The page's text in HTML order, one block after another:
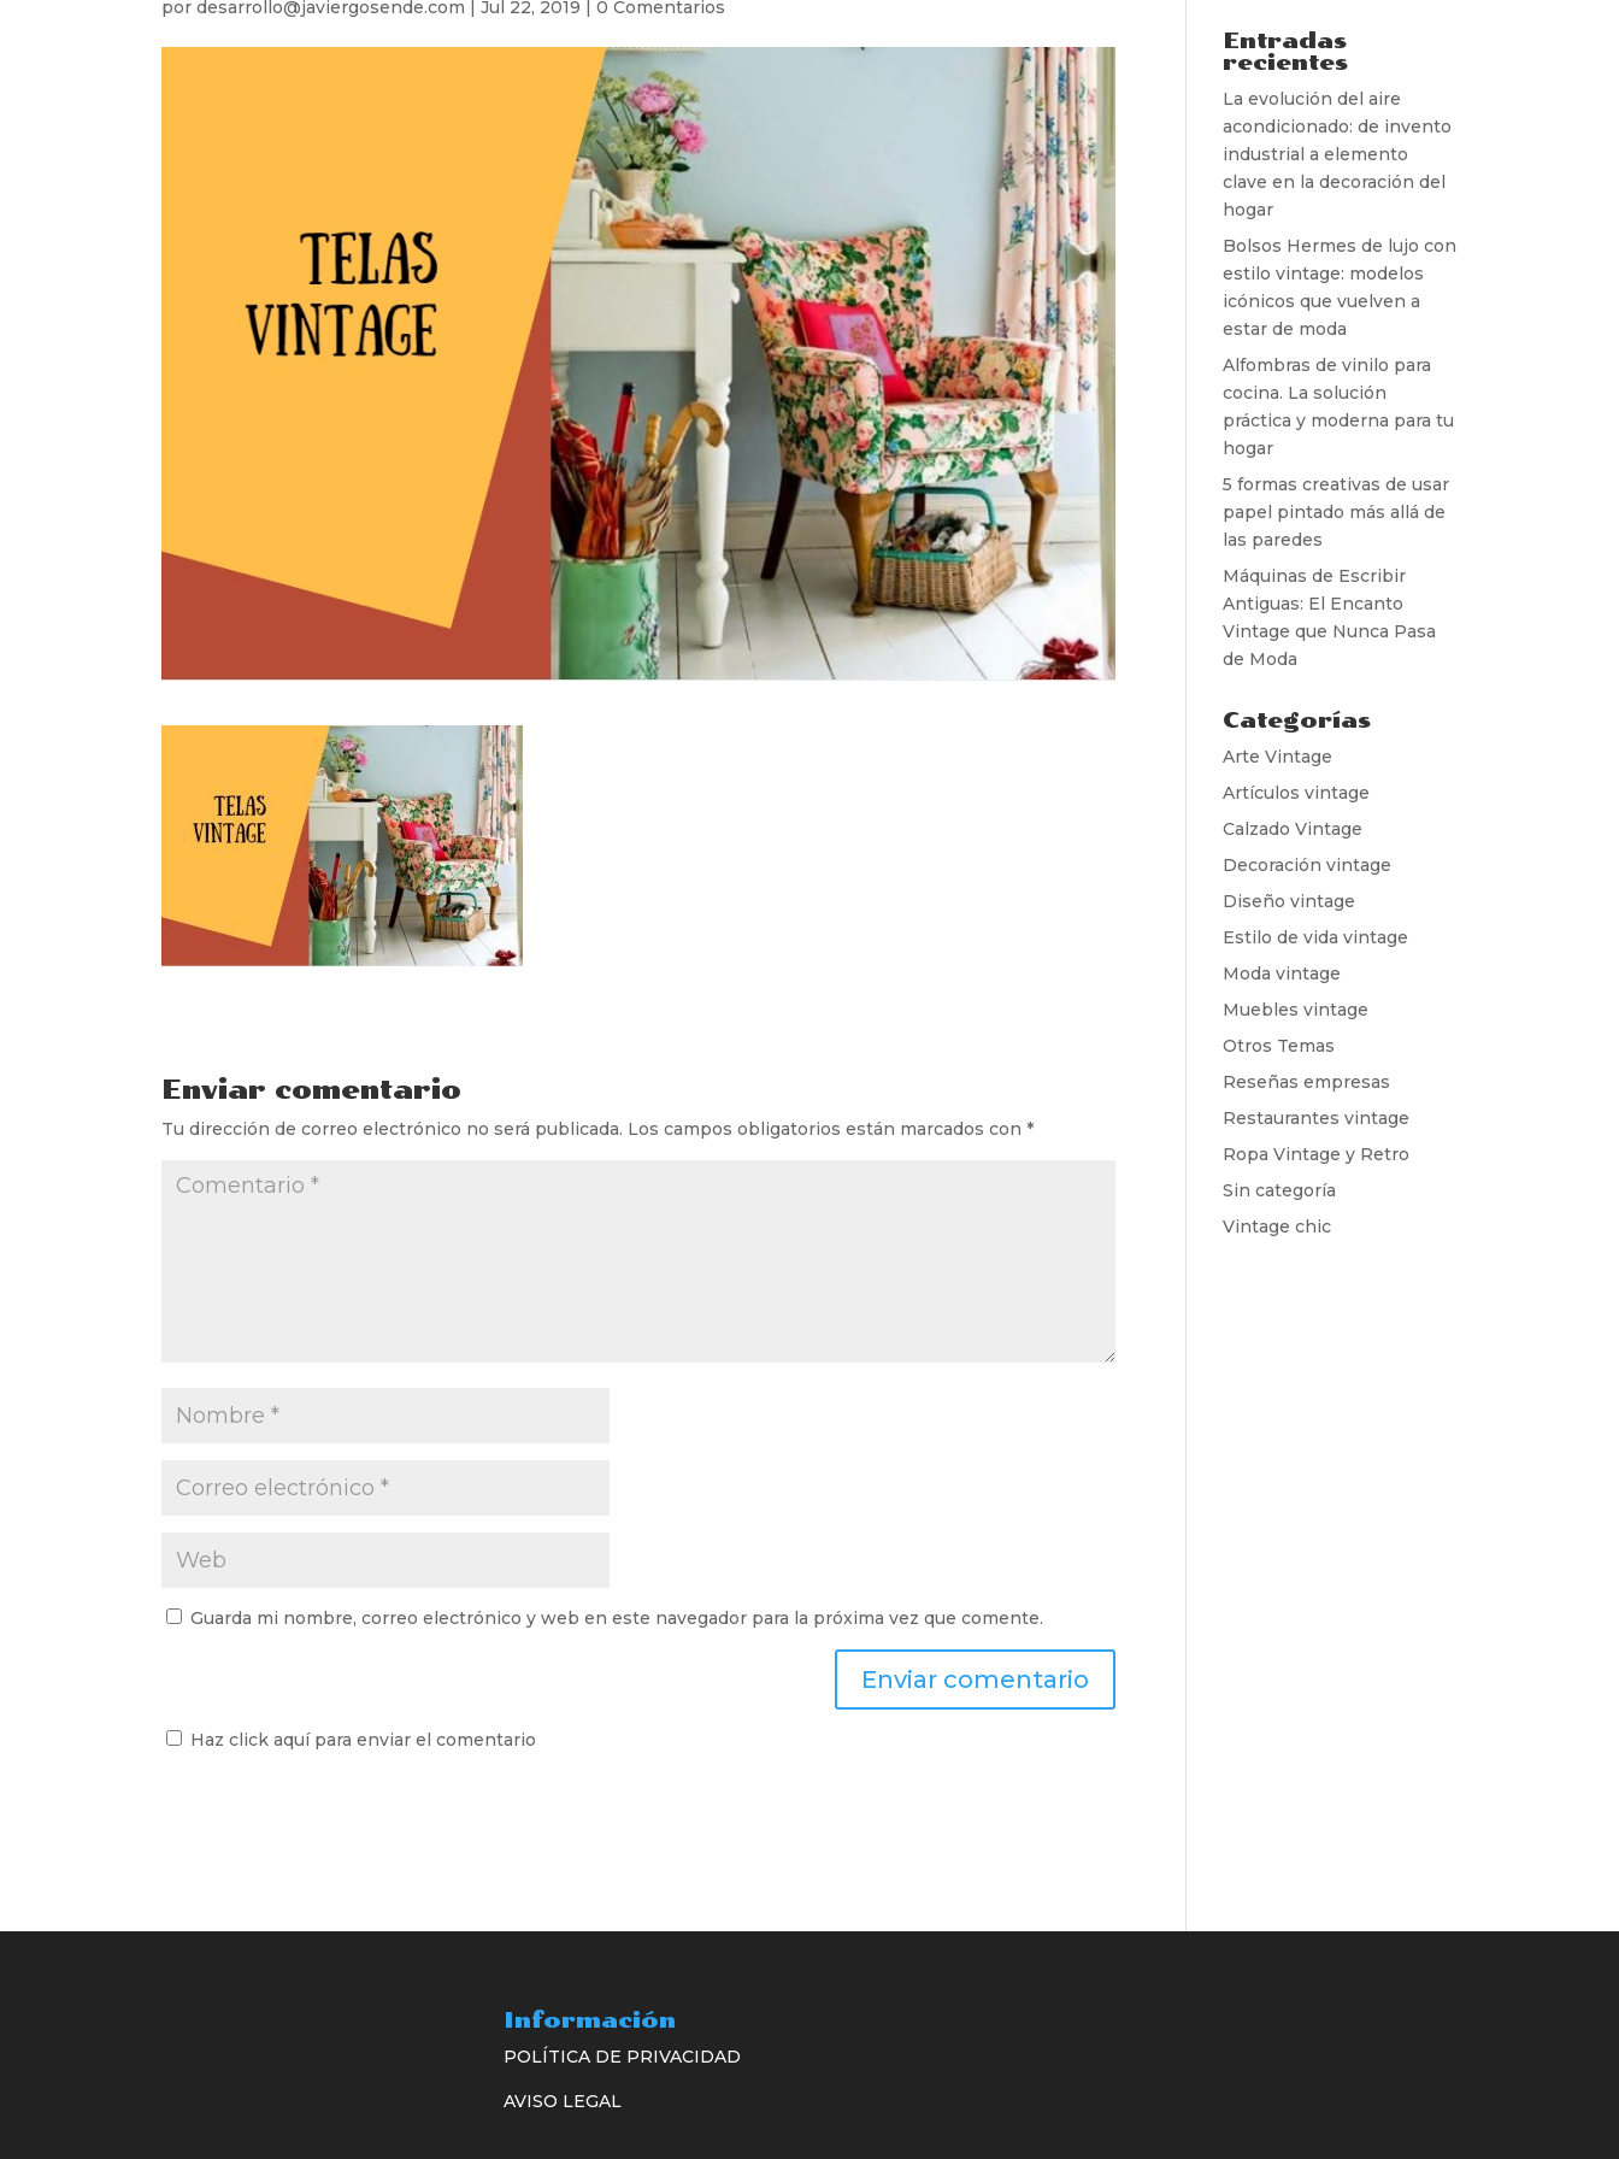
pordesarrollo@javiergosende.com |Jul 22, 2019 |0 Comentarios
Enviar comentario
Tu dirección de correo electrónico no será publicada. Los campos obligatorios están marcados con*
Guarda mi nombre, correo electrónico y web en este navegador para la próxima vez que comente.
Haz click aquí para enviar el comentario
Entradas
recientes
La evolución del aire
acondicionado: de invento
industrial a elemento
clave en la decoración del
hogar
Bolsos Hermes de lujo con
estilo vintage: modelos
icónicos que vuelven a
estar de moda
Alfombras de vinilo para
cocina. La solución
práctica y moderna para tu
hogar
5 formas creativas de usar
papel pintado más allá de
las paredes
Máquinas de Escribir
Antiguas: El Encanto
Vintage que Nunca Pasa
de Moda
Categorías
Arte Vintage
Artículos vintage
Calzado Vintage
Decoración vintage
Diseño vintage
Estilo de vida vintage
Moda vintage
Muebles vintage
Otros Temas
Reseñas empresas
Restaurantes vintage
Ropa Vintage y Retro
Sin categoría
Vintage chic
Información
POLÍTICA DE PRIVACIDAD
AVISO LEGAL